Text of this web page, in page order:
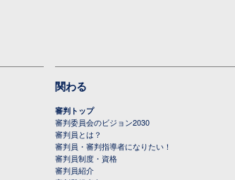
関わる
審判トップ
審判委員会のビジョン2030
審判員とは？
審判員・審判指導者になりたい！
審判員制度・資格
審判員紹介